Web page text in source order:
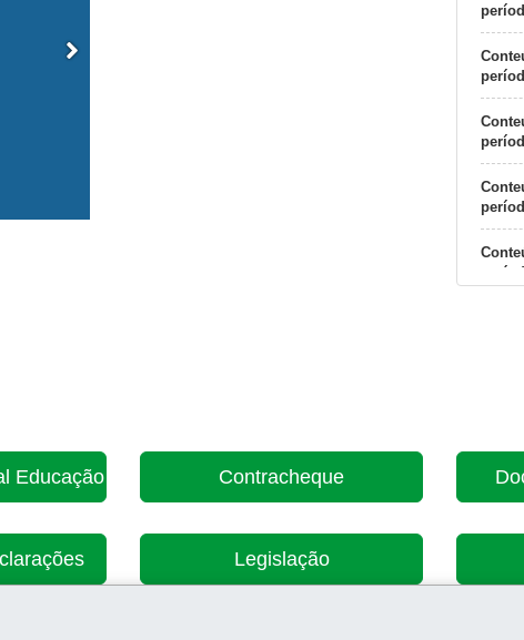
Educação Contracheque
Legislação